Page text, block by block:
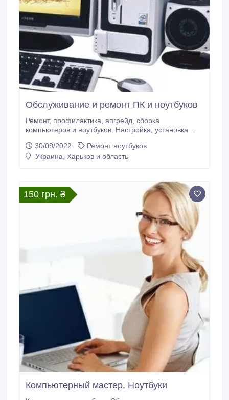
Обслуживание и ремонт ПК и ноутбуков
Ремонт, профилактика, апгрейд, сборка
компьютеров и ноутбуков. Настройка, установка
данных. Очистка Windows от "мусора". Уничтожение
вирусов и последствий. Настройка wi-fi и локальных
fi) Опыт работы 20 лет.
30/09/2022
Ремонт ноутбуков
Украина, Харьков и область
150 грн. ₴
Компьютерный мастер, Ноутбуки